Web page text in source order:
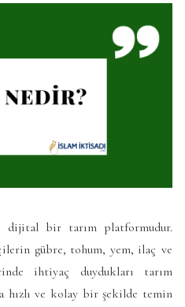
dijital bir tarım platformudur.
gübre, tohum, yem, ilaç ve
ihtiyaç duydukları tarım
hızlı ve kolay bir şekilde temin